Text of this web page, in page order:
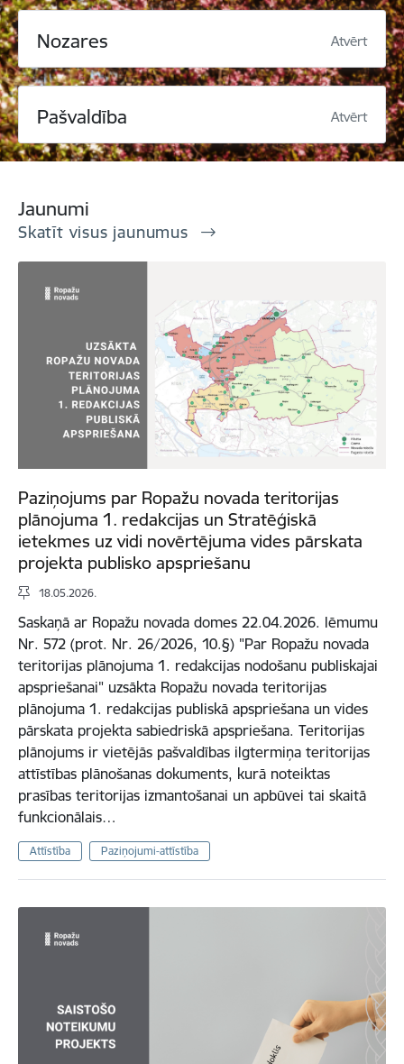
Nozares Atvērt
Pašvaldība Atvērt
Jaunumi
Skatīt visus jaunumus
Paziņojums par Ropažu novada teritorijas
plānojuma 1. redakcijas un Stratēģiskā
ietekmes uz vidi novērtējuma vides pārskata
projekta publisko apspriešanu
18.05.2026.
Saskaņā ar Ropažu novada domes 22.04.2026. lēmumu
Nr. 572 (prot. Nr. 26/2026, 10.§) "Par Ropažu novada
teritorijas plānojuma 1. redakcijas nodošanu publiskajai
apspriešanai" uzsākta Ropažu novada teritorijas
plānojuma 1. redakcijas publiskā apspriešana un vides
pārskata projekta sabiedriskā apspriešana. Teritorijas
plānojums ir vietējās pašvaldības ilgtermiņa teritorijas
attīstības plānošanas dokuments, kurā noteiktas
prasības teritorijas izmantošanai un apbūvei tai skaitā
funkcionālais…
Attīstība Paziņojumi-attīstība